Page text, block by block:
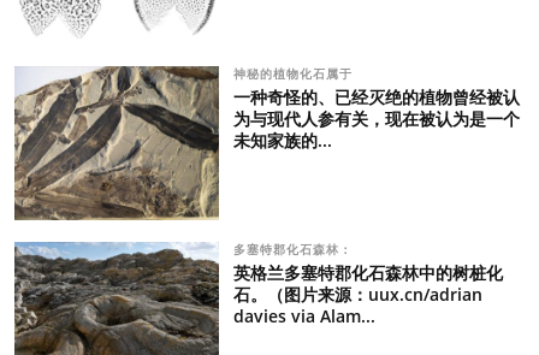
神秘的植物化石属于
一种奇怪的、已经灭绝的植物曾经被认
为与现代人参有关，现在被认为是一个
未知家族的...
多塞特郡化石森林：
英格兰多塞特郡化石森林中的树桩化
石。（图片来源：uux.cn/adrian
davies via Alam...